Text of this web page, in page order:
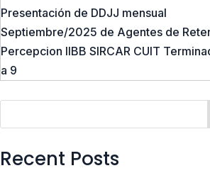
Presentación de DDJJ mensual
Septiembre/2025 de Agentes de
Percepcion IIBB SIRCAR CUIT
a 9
Recent Posts